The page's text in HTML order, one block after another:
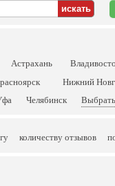
Астрахань
Нижний
Челябинск
количеству отзывов